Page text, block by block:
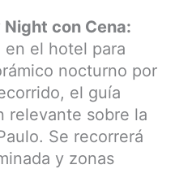
con Cena:
en el hotel para
nocturno por
el guía
relevante sobre la
Se recorrerá
y zonas